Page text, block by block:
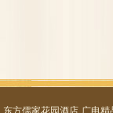
东方儒家花园酒店 广电精